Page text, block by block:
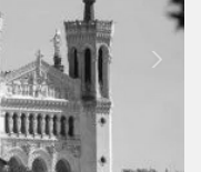
Suivant